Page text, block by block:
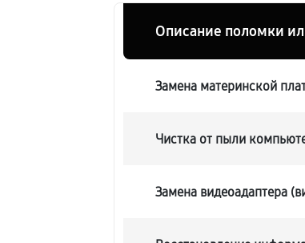
Описание поломки
Замена материнской
Чистка от пыли
Замена видеоадаптера